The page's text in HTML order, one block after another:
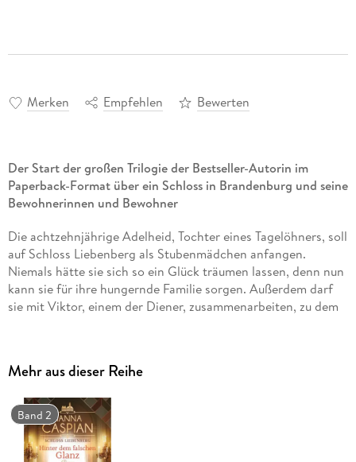
Merken Empfehlen Bewerten
Der Start der großen Trilogie der Bestseller-Autorin im
Paperback-Format über ein Schloss in Brandenburg und seine
Bewohnerinnen und Bewohner
Die achtzehnjährige Adelheid, Tochter eines Tagelöhners, soll
auf Schloss Liebenberg als Stubenmädchen anfangen.
Niemals hätte sie sich so ein Glück träumen lassen, denn nun
kann sie für ihre hungernde Familie sorgen. Außerdem darf
sie mit Viktor, einem der Diener, zusammenarbeiten, zu dem
Adelheid wird zum Hausmädchen degradiert und muss nun
mit der erfahrenen Hedda Pietsch zusammen in einer kleinen
Stube wohnen.
Die beiden jungen Frauen werden zu Freundinnen in höchster
Mehr aus dieser Reihe
Band 2